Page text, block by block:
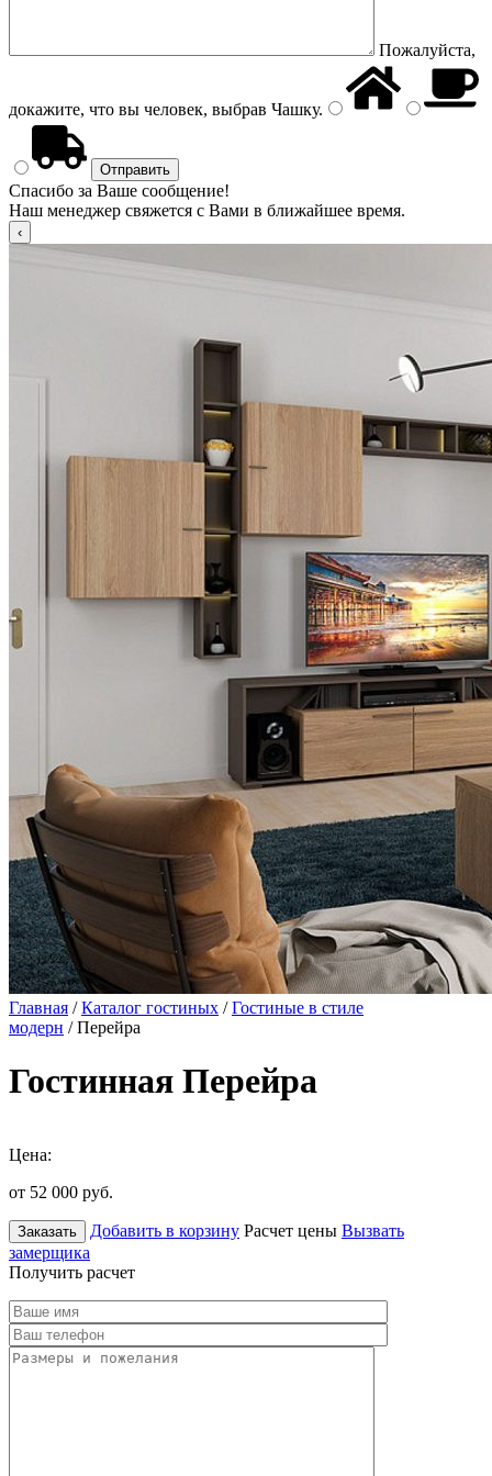
Пожалуйста,
докажите, что вы человек, выбрав Чашку.
Спасибо за Ваше сообщение!
Наш менеджер свяжется с Вами в ближайшее время.
Главная /Каталог гостиных /Гостиные в стиле
модерн / Перейра
Гостинная Перейра
Цена:
от 52 000 руб.
Заказать Добавить в корзину Расчет цены Вызвать
замерщика
Получить расчет